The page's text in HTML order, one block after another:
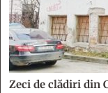
Zeci de clădiri din